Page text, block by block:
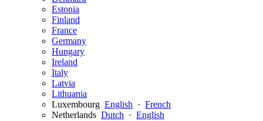
Estonia
Finland
France
Germany
Hungary
Ireland
Italy
Latvia
Lithuania
Luxembourg English · French
Netherlands Dutch · English